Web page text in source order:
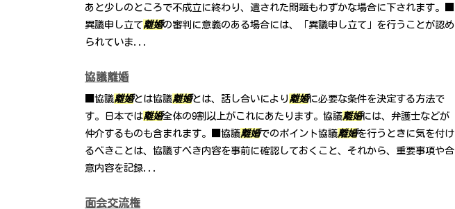
あと少しのところで不成立に終わり、遺された問題もわずかな場合に下されます。■
異議申し立て離婚の審判に意義のある場合には、「異議申し立て」を行うことが認め
られていま...
協議離婚
■協議離婚とは協議離婚とは、話し合いにより 離婚に必要な条件を決定する方法で
す。日本では離婚全体の9割以上がこれにあたります。協議離婚には、弁護士などが
仲介するものも含まれます。■協議離婚でのポイント協議離婚を行うときに気を付け
るべきことは、協議すべき内容を事前に確認しておくこと、それから、重要事項や合
意内容を記録...
面会交流権